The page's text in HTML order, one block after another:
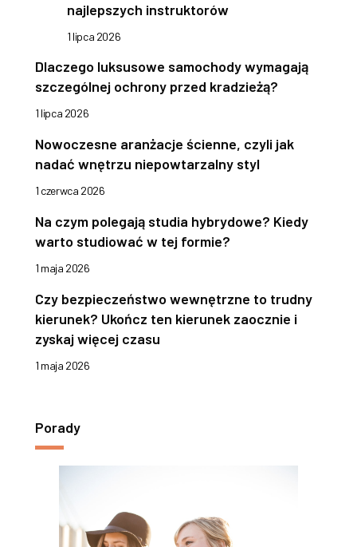
najlepszych instruktorów
1 lipca 2026
Dlaczego luksusowe samochody wymagają
szczególnej ochrony przed kradzieżą?
1 lipca 2026
Nowoczesne aranżacje ścienne, czyli jak
nadać wnętrzu niepowtarzalny styl
1 czerwca 2026
Na czym polegają studia hybrydowe? Kiedy
warto studiować w tej formie?
1 maja 2026
Czy bezpieczeństwo wewnętrzne to trudny
kierunek? Ukończ ten kierunek zaocznie i
zyskaj więcej czasu
1 maja 2026
Porady